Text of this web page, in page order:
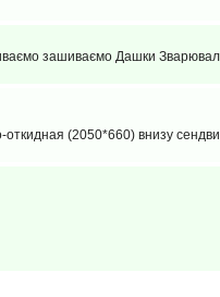
зашиваємо Дашки
(2050*660) внизу